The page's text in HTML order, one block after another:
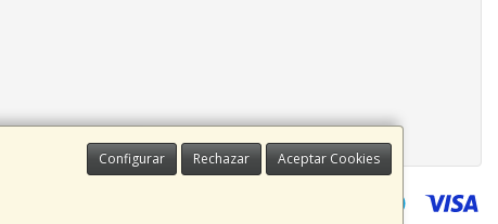
Configurar Rechazar Aceptar Cookies